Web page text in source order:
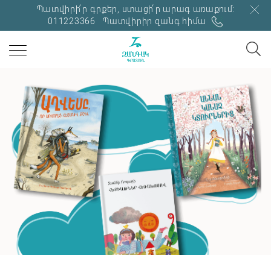
Պատվիրի՛ր գրքեր, ստացի՛ր արագ առաքում:
011223366
Պատվիրիր զանգ հիմա
ՊԱՈԼՈ ՍՈՐԵՆՏԻՆՈ
Բոլորն իրավացի են
ՇԱՐՈՒՆԱԿԻՐ ԿԱՐԴԱԼ